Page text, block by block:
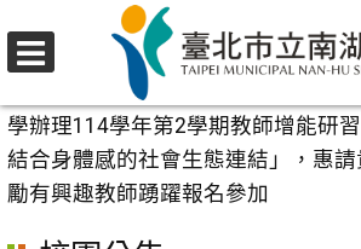
至
要
內
容
校園公告
學辦理114學年第2學期教師增能研習
結合身體感的社會生態連結」，惠
勵有興趣教師踴躍報名參加
選
單